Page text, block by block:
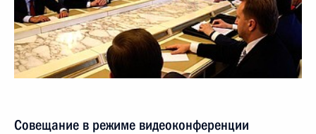
Совещание в режиме видеоконференции